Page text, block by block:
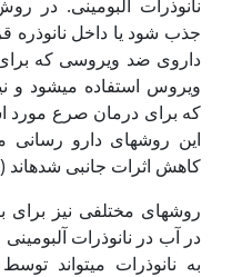
نانوذرات آلبومینی. در
داروی ضد­ ویروسی که
که برای درمان صرع مورد
این روش­های دارو رسانی
کاهش اثرات جانبی شده­اند (
روش­های مختلفی نیز برای
در آب در نانوذرات
به نانوذرات می­تواند